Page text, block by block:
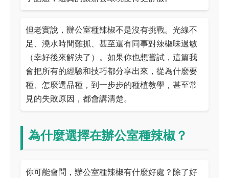
但老實說，辦公室種辣椒不是沒有挑戰。光線不
足、澆水時間難抓、甚至還有同事對辣椒味過敏
（幸好後來解決了）。如果你也想嘗試，這篇我
會把所有的經驗和技巧都分享出來，從為什麼要
種、怎麼選品種，到一步步的種植教學，甚至常
見的失敗原因，都會講清楚。
為什麼選擇在辦公室種辣椒？
你可能會問，辦公室種辣椒有什麼好處？除了好